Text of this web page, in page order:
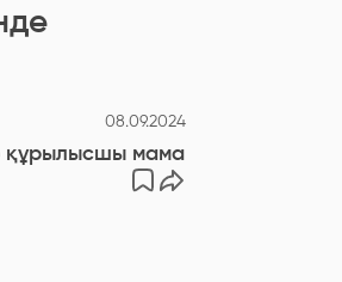
08.09.2024
мамандарын даярлау